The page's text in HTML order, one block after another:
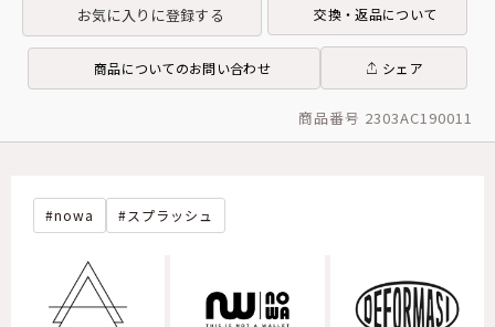
お気に入りに登録する 交換・返品について
商品についてのお問い合わせ シェア
商品番号 2303AC190011
nowa スプラッシュ